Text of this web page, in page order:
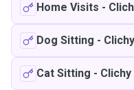
Home Visits -
Dog Sitting - Clichy
Cat Sitting - Clichy